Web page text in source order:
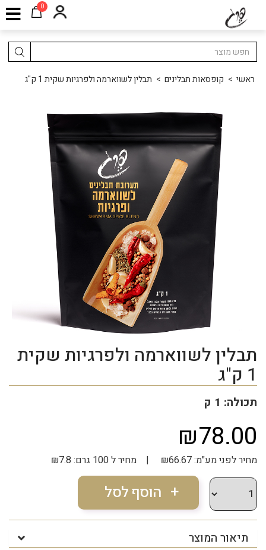
0
ראשי > קופסאות תבלינים > תבלין לשווארמה ולפרגיות שקית 1 ק"ג
תבלין לשווארמה ולפרגיות שקית
1 ק"ג
תכולה: 1 ק
₪78.00
מחיר לפני מע"מ: ₪66.67 | מחיר ל 100 גרם: ₪7.8
תיאור המוצר